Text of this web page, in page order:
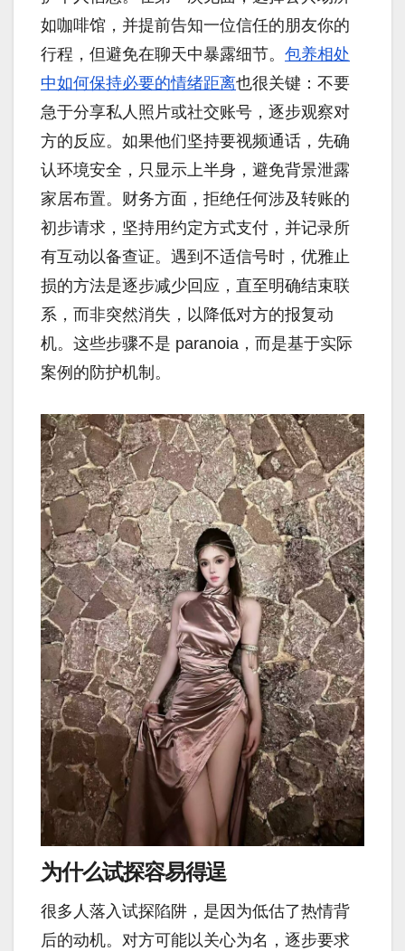
如咖啡馆，并提前告知一位信任的朋友你的
行程，但避免在聊天中暴露细节。 包养相处
中如何保持必要的情绪距离也很关键：不要
急于分享私人照片或社交账号，逐步观察对
方的反应。如果他们坚持要视频通话，先确
认环境安全，只显示上半身，避免背景泄露
家居布置。财务方面，拒绝任何涉及转账的
初步请求，坚持用约定方式支付，并记录所
有互动以备查证。遇到不适信号时，优雅止
损的方法是逐步减少回应，直至明确结束联
系，而非突然消失，以降低对方的报复动
机。这些步骤不是 paranoia，而是基于实际
案例的防护机制。
为什么试探容易得逞
很多人落入试探陷阱，是因为低估了热情背
后的动机。对方可能以关心为名，逐步要求